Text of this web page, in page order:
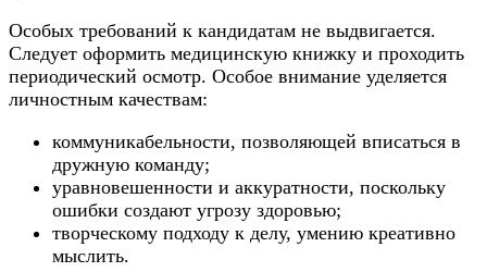
Особых требований к кандидатам не выдвигается.
Следует оформить медицинскую книжку и проходить
периодический осмотр. Особое внимание уделяется
личностным качествам:
коммуникабельности, позволяющей вписаться в
дружную команду;
уравновешенности и аккуратности, поскольку
ошибки создают угрозу здоровью;
творческому подходу к делу, умению креативно
мыслить.